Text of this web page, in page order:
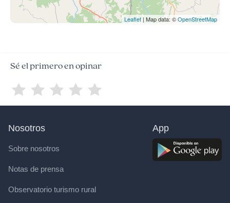
Leaflet | Map data: ©OpenStreetMap
Sé el primero en opinar
Nosotros
Sobre nosotros
Notas de prensa
Observatorio turismo rural
App